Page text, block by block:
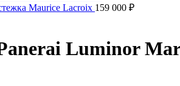
Maurice Lacroix 159 000 ₽
Luminor